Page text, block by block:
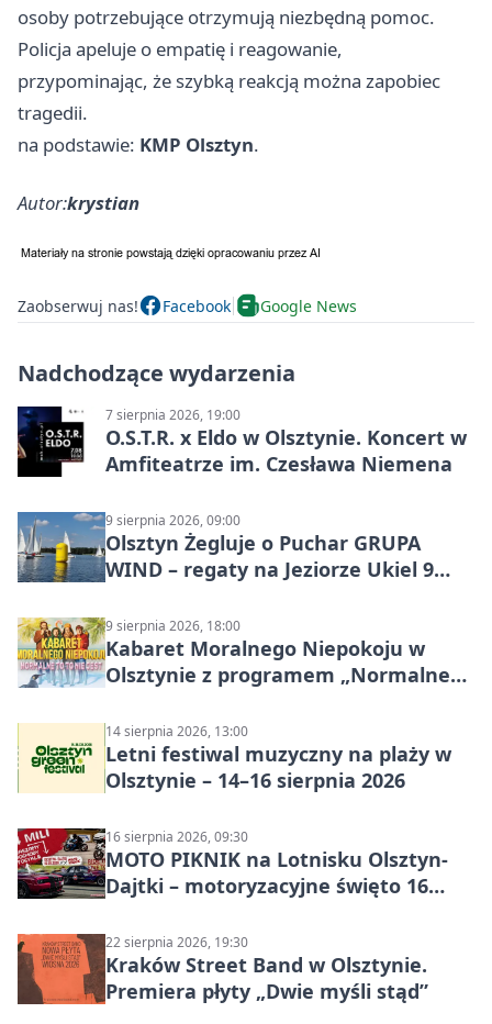
osoby potrzebujące otrzymują niezbędną pomoc.
Policja apeluje o empatię i reagowanie,
przypominając, że szybką reakcją można zapobiec
tragedii.
na podstawie: KMP Olsztyn.
Autor:krystian
Zaobserwuj nas! Facebook Google News
Nadchodzące wydarzenia
7 sierpnia 2026, 19:00
O.S.T.R. x Eldo w Olsztynie. Koncert w
Amfiteatrze im. Czesława Niemena
9 sierpnia 2026, 09:00
Olsztyn Żegluje o Puchar GRUPA
WIND – regaty na Jeziorze Ukiel 9
9 sierpnia 2026, 18:00
Kabaret Moralnego Niepokoju w
Olsztynie z programem „Normalne
14 sierpnia 2026, 13:00
Letni festiwal muzyczny na plaży w
Olsztynie – 14–16 sierpnia 2026
16 sierpnia 2026, 09:30
MOTO PIKNIK na Lotnisku Olsztyn-
Dajtki – motoryzacyjne święto 16
22 sierpnia 2026, 19:30
Kraków Street Band w Olsztynie.
Premiera płyty „Dwie myśli stąd”